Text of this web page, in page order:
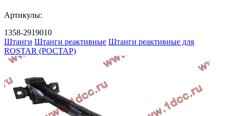
Артикулы:
1358-2919010
Штанги Штанги реактивные Штанги реактивные для
ROSTAR (РОСТАР)